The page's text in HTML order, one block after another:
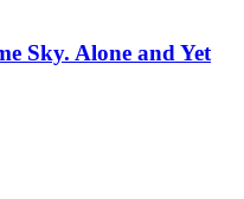
Sky. Alone and Yet